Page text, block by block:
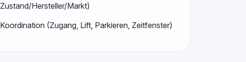
Zustand/Hersteller/Markt)
Koordination (Zugang, Lift, Parkieren, Zeitfenster)